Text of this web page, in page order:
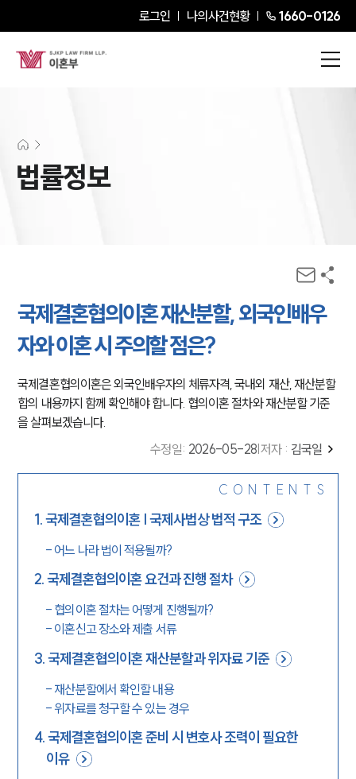
로그인 나의사건현황 1660-0126
법률정보
국제결혼협의이혼 재산분할, 외국인배우
자와 이혼 시 주의할 점은?
국제결혼협의이혼은 외국인배우자의 체류자격, 국내외 재산, 재산분할
합의 내용까지 함께 확인해야 합니다. 협의이혼 절차와 재산분할 기준
을 살펴보겠습니다.
수정일: 2026-05-28 저자 : 김국일
CONTENTS
1.국제결혼협의이혼 | 국제사법상 법적 구조
- 어느 나라 법이 적용될까?
2.국제결혼협의이혼 요건과 진행 절차
- 협의이혼 절차는 어떻게 진행될까?
- 이혼신고 장소와 제출 서류
3.국제결혼협의이혼 재산분할과 위자료 기준
- 재산분할에서 확인할 내용
- 위자료를 청구할 수 있는 경우
4.국제결혼협의이혼 준비 시 변호사 조력이 필요한
이유